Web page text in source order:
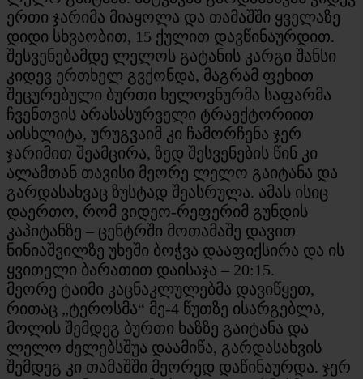
ერთი ჯარიმა მიაყოლა და თამაშში ყველაზე
დიდი სხვაობით, 15 ქულით დავწინაურდით.
შესვენებამდე ლელოს გატანის კარგი შანსი
კიდევ ერთხელ გვქონდა, მაგრამ ფეხით
შეცურებული ბურთი ხელოვნურმა საფარმა
ჩვენთვის არასასურველი ტრაექტორიით
აისხლიტა, ურუგვაიმ კი ჩამორჩენა ჯერ
ჯარიმით შეამცირა, ზედ შესვენების წინ კი
ალამთან თავისი მეორე ლელო გაიტანა და
გარდასახვაც ზუსტად შეასრულა. ამას ისიც
დაერთო, რომ ვიდეო-რეფერიმ გუნდის
კაპიტანზე – ცენტრში მოთამაშე დავით
ნინიაშვილზე უხეში ბოჭვა დააფიქსირა და ის
ყვითელი ბარათით დაისაჯა – 20:15.
მეორე ტაიმი კაცნაკლულებმა დავიწყეთ,
რითაც „ტეროსმა“ მე-4 წუთზე ისარგებლა,
მოლის შემდეგ ბურთი ხაზზე გაიტანა და
ლელო ძელებსშუა დაამიწა, გარდასახვის
შემდეგ კი თამაშში მეორედ დაწინაურდა. ჯერ